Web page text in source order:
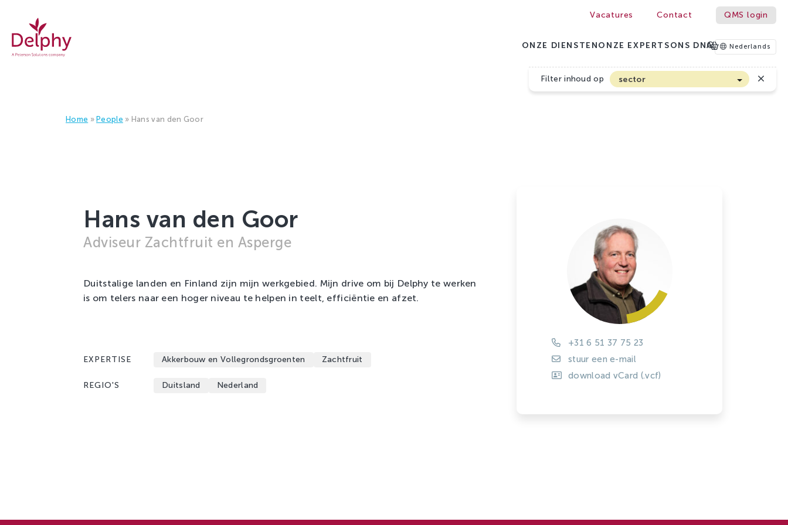
Vacatures Contact QMS login
Delphy ONZE DIENSTENONZE EXPERTSONS DNA Nederlands
Filter inhoud op
sector
Glastuinbouw
Sierteelt
Zachtfruit
Home » People » Hans van den Goor
Hans van den Goor
Adviseur Zachtfruit en Asperge
Duitstalige landen en Finland zijn mijn werkgebied. Mijn drive om bij Delphy te werken
is om telers naar een hoger niveau te helpen in teelt, efficiëntie en afzet.
EXPERTISE Akkerbouw en Vollegrondsgroenten Zachtfruit
REGIO'S Duitsland Nederland
+31 6 51 37 75 23
stuur een e-mail
download vCard (.vcf)